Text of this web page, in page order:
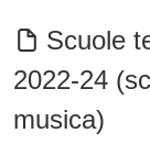
Scuole
2022-24
musica)